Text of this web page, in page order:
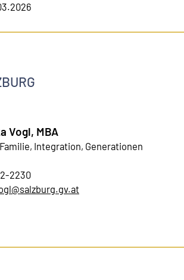
Vogl, MBA
Integration, Generationen
2230